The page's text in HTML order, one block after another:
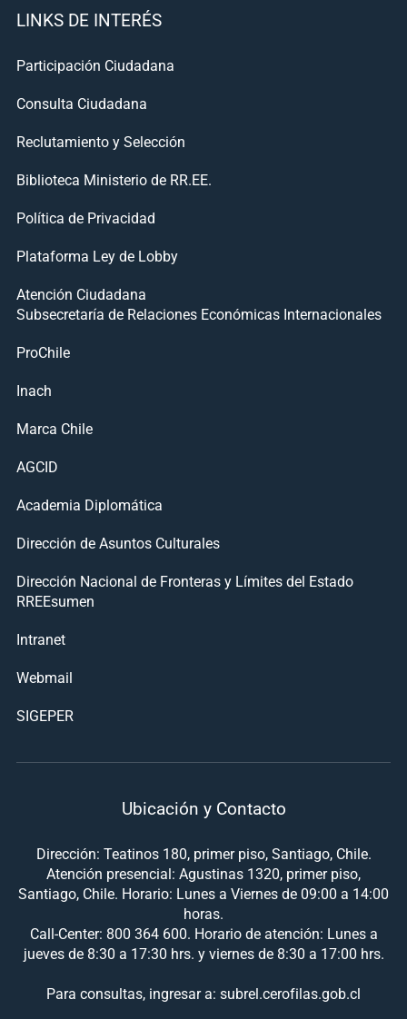
LINKS DE INTERÉS
Participación Ciudadana
Consulta Ciudadana
Reclutamiento y Selección
Biblioteca Ministerio de RR.EE.
Política de Privacidad
Plataforma Ley de Lobby
Atención Ciudadana
Subsecretaría de Relaciones Económicas Internacionales
ProChile
Inach
Marca Chile
AGCID
Academia Diplomática
Dirección de Asuntos Culturales
Dirección Nacional de Fronteras y Límites del Estado
RREEsumen
Intranet
Webmail
SIGEPER
Ubicación y Contacto
Dirección: Teatinos 180, primer piso, Santiago, Chile.
Atención presencial: Agustinas 1320, primer piso,
Santiago, Chile. Horario: Lunes a Viernes de 09:00 a 14:00
horas.
Call-Center: 800 364 600. Horario de atención: Lunes a
jueves de 8:30 a 17:30 hrs. y viernes de 8:30 a 17:00 hrs.
Para consultas, ingresar a: subrel.cerofilas.gob.cl